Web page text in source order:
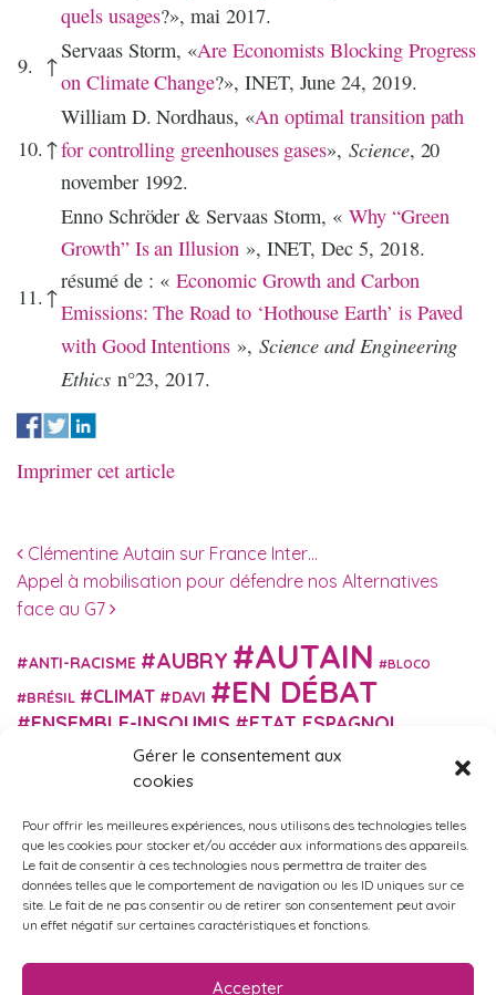
Gérer le consentement aux
cookies
Pour offrir les meilleures expériences, nous utilisons des technologies telles
que les cookies pour stocker et/ou accéder aux informations des appareils.
Le fait de consentir à ces technologies nous permettra de traiter des
données telles que le comportement de navigation ou les ID uniques sur ce
site. Le fait de ne pas consentir ou de retirer son consentement peut avoir
un effet négatif sur certaines caractéristiques et fonctions.
Accepter
quels usages?», mai 2017.
9. ↑
Servaas Storm, «Are Economists Blocking Progress
on Climate Change?», INET, June 24, 2019.
10.↑
William D. Nordhaus, «An optimal transition path
for controlling greenhouses gases»,Science, 20
november 1992.
11.↑
Enno Schröder & Servaas Storm, «Why “Green
Growth” Is an Illusion», INET, Dec 5, 2018.
résumé de : «Economic Growth and Carbon
Emissions: The Road to ‘Hothouse Earth’ is Paved
with Good Intentions», Science and Engineering
Ethicsn°23, 2017.
Imprimer cet article
Navigation des articles
Clémentine Autain sur France Inter…
Appel à mobilisation pour défendre nos Alternatives
face au G7
ANTI-RACISME AUBRY AUTAIN BLOCO
BRÉSIL CLIMAT DAVI EN DÉBAT
ENSEMBLE-INSOUMIS ETAT ESPAGNOL
EUROPE EXTRÊME DROITE FASCISME
FRANCE INSOUMISE
HISTOIRE IMMIGRATION ISRAËL PALESTINE ITALIE
MACRON MARTIN MARXISME MIGRANT-ES
MUNICIPALES MÉLENCHON NUPES OBONO
OCCITANIE PORTUGAL RETRAITES RUSSIE
VIOLENCES SEXISTES ÉCOLOGIE